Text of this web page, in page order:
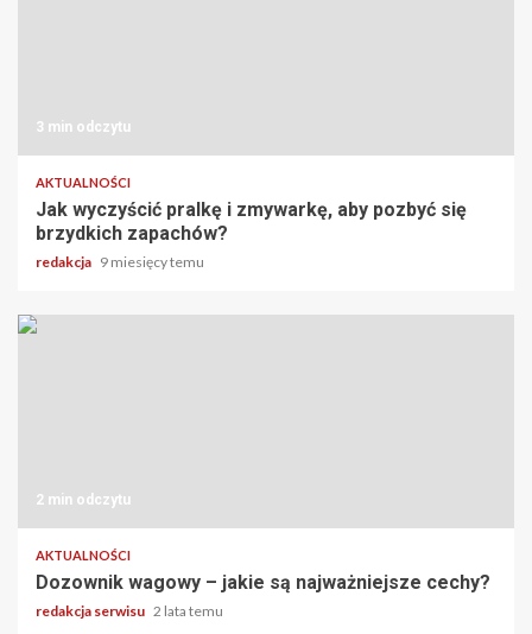
3 min odczytu
AKTUALNOŚCI
Jak wyczyścić pralkę i zmywarkę, aby pozbyć się
brzydkich zapachów?
redakcja 9 miesięcy temu
2 min odczytu
AKTUALNOŚCI
Dozownik wagowy – jakie są najważniejsze cechy?
redakcja serwisu 2 lata temu